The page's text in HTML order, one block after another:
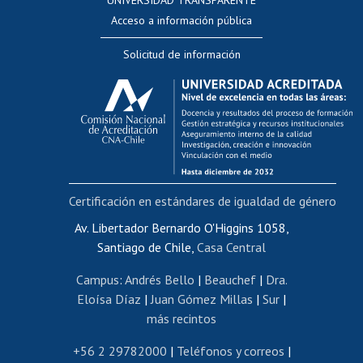
Evaluación docente
Calificación académica
Postulación al AUCAI
Funcionarias/os
Cursos internos de capacitación
Bienestar del personal
Portal de movilidad interna
Certificado de renta
Certificado de renta honorarios
Editar páginas blancas
Extranjeras/os
Revalidación y reconocimiento de títulos
Acceso a información pública
Solicitud de información
Av. Libertador Bernardo O'Higgins 1058,
Santiago de Chile, Casa Central
Campus: Andrés Bello | Beauchef| Dra.
Eloísa Díaz |Juan Gómez Millas | Sur |
más recintos
+56 2 29782000 | Teléfonos y correos |
Certificación en estándares de igualdad de género